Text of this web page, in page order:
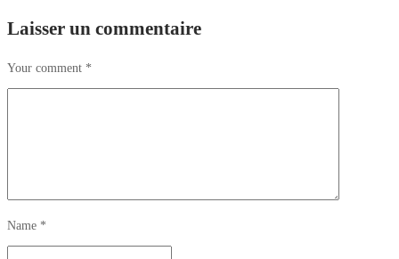
Laisser un commentaire
Your comment *
Name *